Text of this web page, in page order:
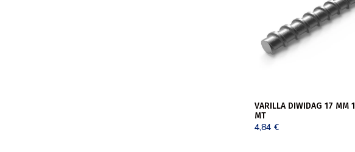
VARILLA DIWIDAG 17 MM 1
MT
4,84 €